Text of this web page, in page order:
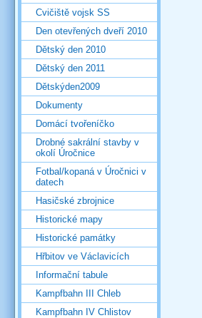
Cvičiště vojsk SS
Den otevřených dveří 2010
Dětský den 2010
Dětský den 2011
Dětskýden2009
Dokumenty
Domácí tvořeníčko
Drobné sakrální stavby v
okolí Úročnice
Fotbal/kopaná v Úročnici v
datech
Hasičské zbrojnice
Historické mapy
Historické památky
Hřbitov ve Václavicích
Informační tabule
Kampfbahn III Chleb
Kampfbahn IV Chlistov